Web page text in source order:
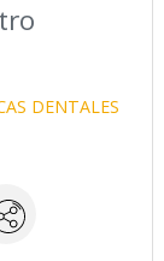
DENTALES